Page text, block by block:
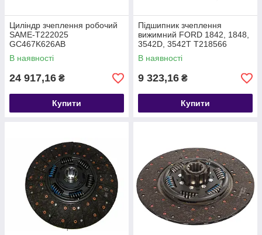
Циліндр зчеплення робочий
SAME-T222025
GC467K626AB
В наявності
24 917,16 ₴
Купити
Підшипник зчеплення
вижимний FORD 1842, 1848,
3542D, 3542T T218566
GC467548AA
В наявності
9 323,16 ₴
Купити